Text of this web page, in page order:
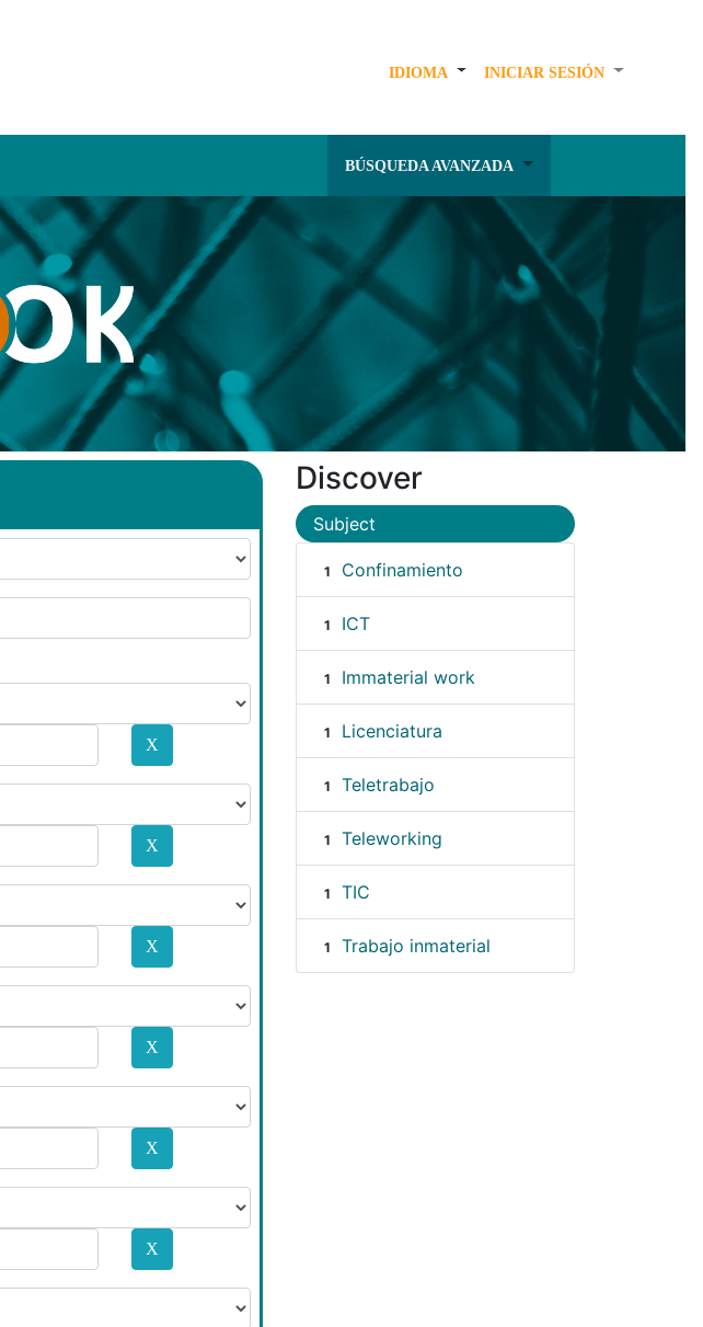
IDIOMA INICIAR SESIÓN
BÚSQUEDA AVANZADA
Discover
Subject
1 Confinamiento
1 ICT
1 Immaterial work
1 Licenciatura
1 Teletrabajo
1 Teleworking
1 TIC
1 Trabajo inmaterial